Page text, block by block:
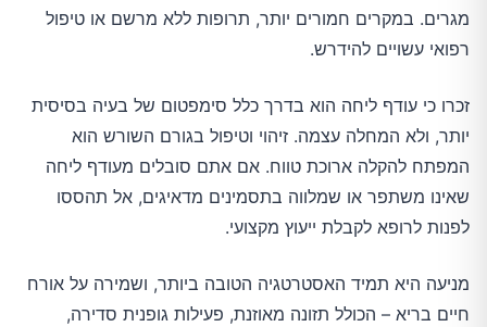
מגרים. במקרים חמורים יותר, תרופות ללא מרשם או טיפול
רפואי עשויים להידרש.
זכרו כי עודף ליחה הוא בדרך כלל סימפטום של בעיה בסיסית
יותר, ולא המחלה עצמה. זיהוי וטיפול בגורם השורש הוא
המפתח להקלה ארוכת טווח. אם אתם סובלים מעודף ליחה
שאינו משתפר או שמלווה בתסמינים מדאיגים, אל תהססו
לפנות לרופא לקבלת ייעוץ מקצועי.
מניעה היא תמיד האסטרטגיה הטובה ביותר, ושמירה על אורח
חיים בריא – הכולל תזונה מאוזנת, פעילות גופנית סדירה,